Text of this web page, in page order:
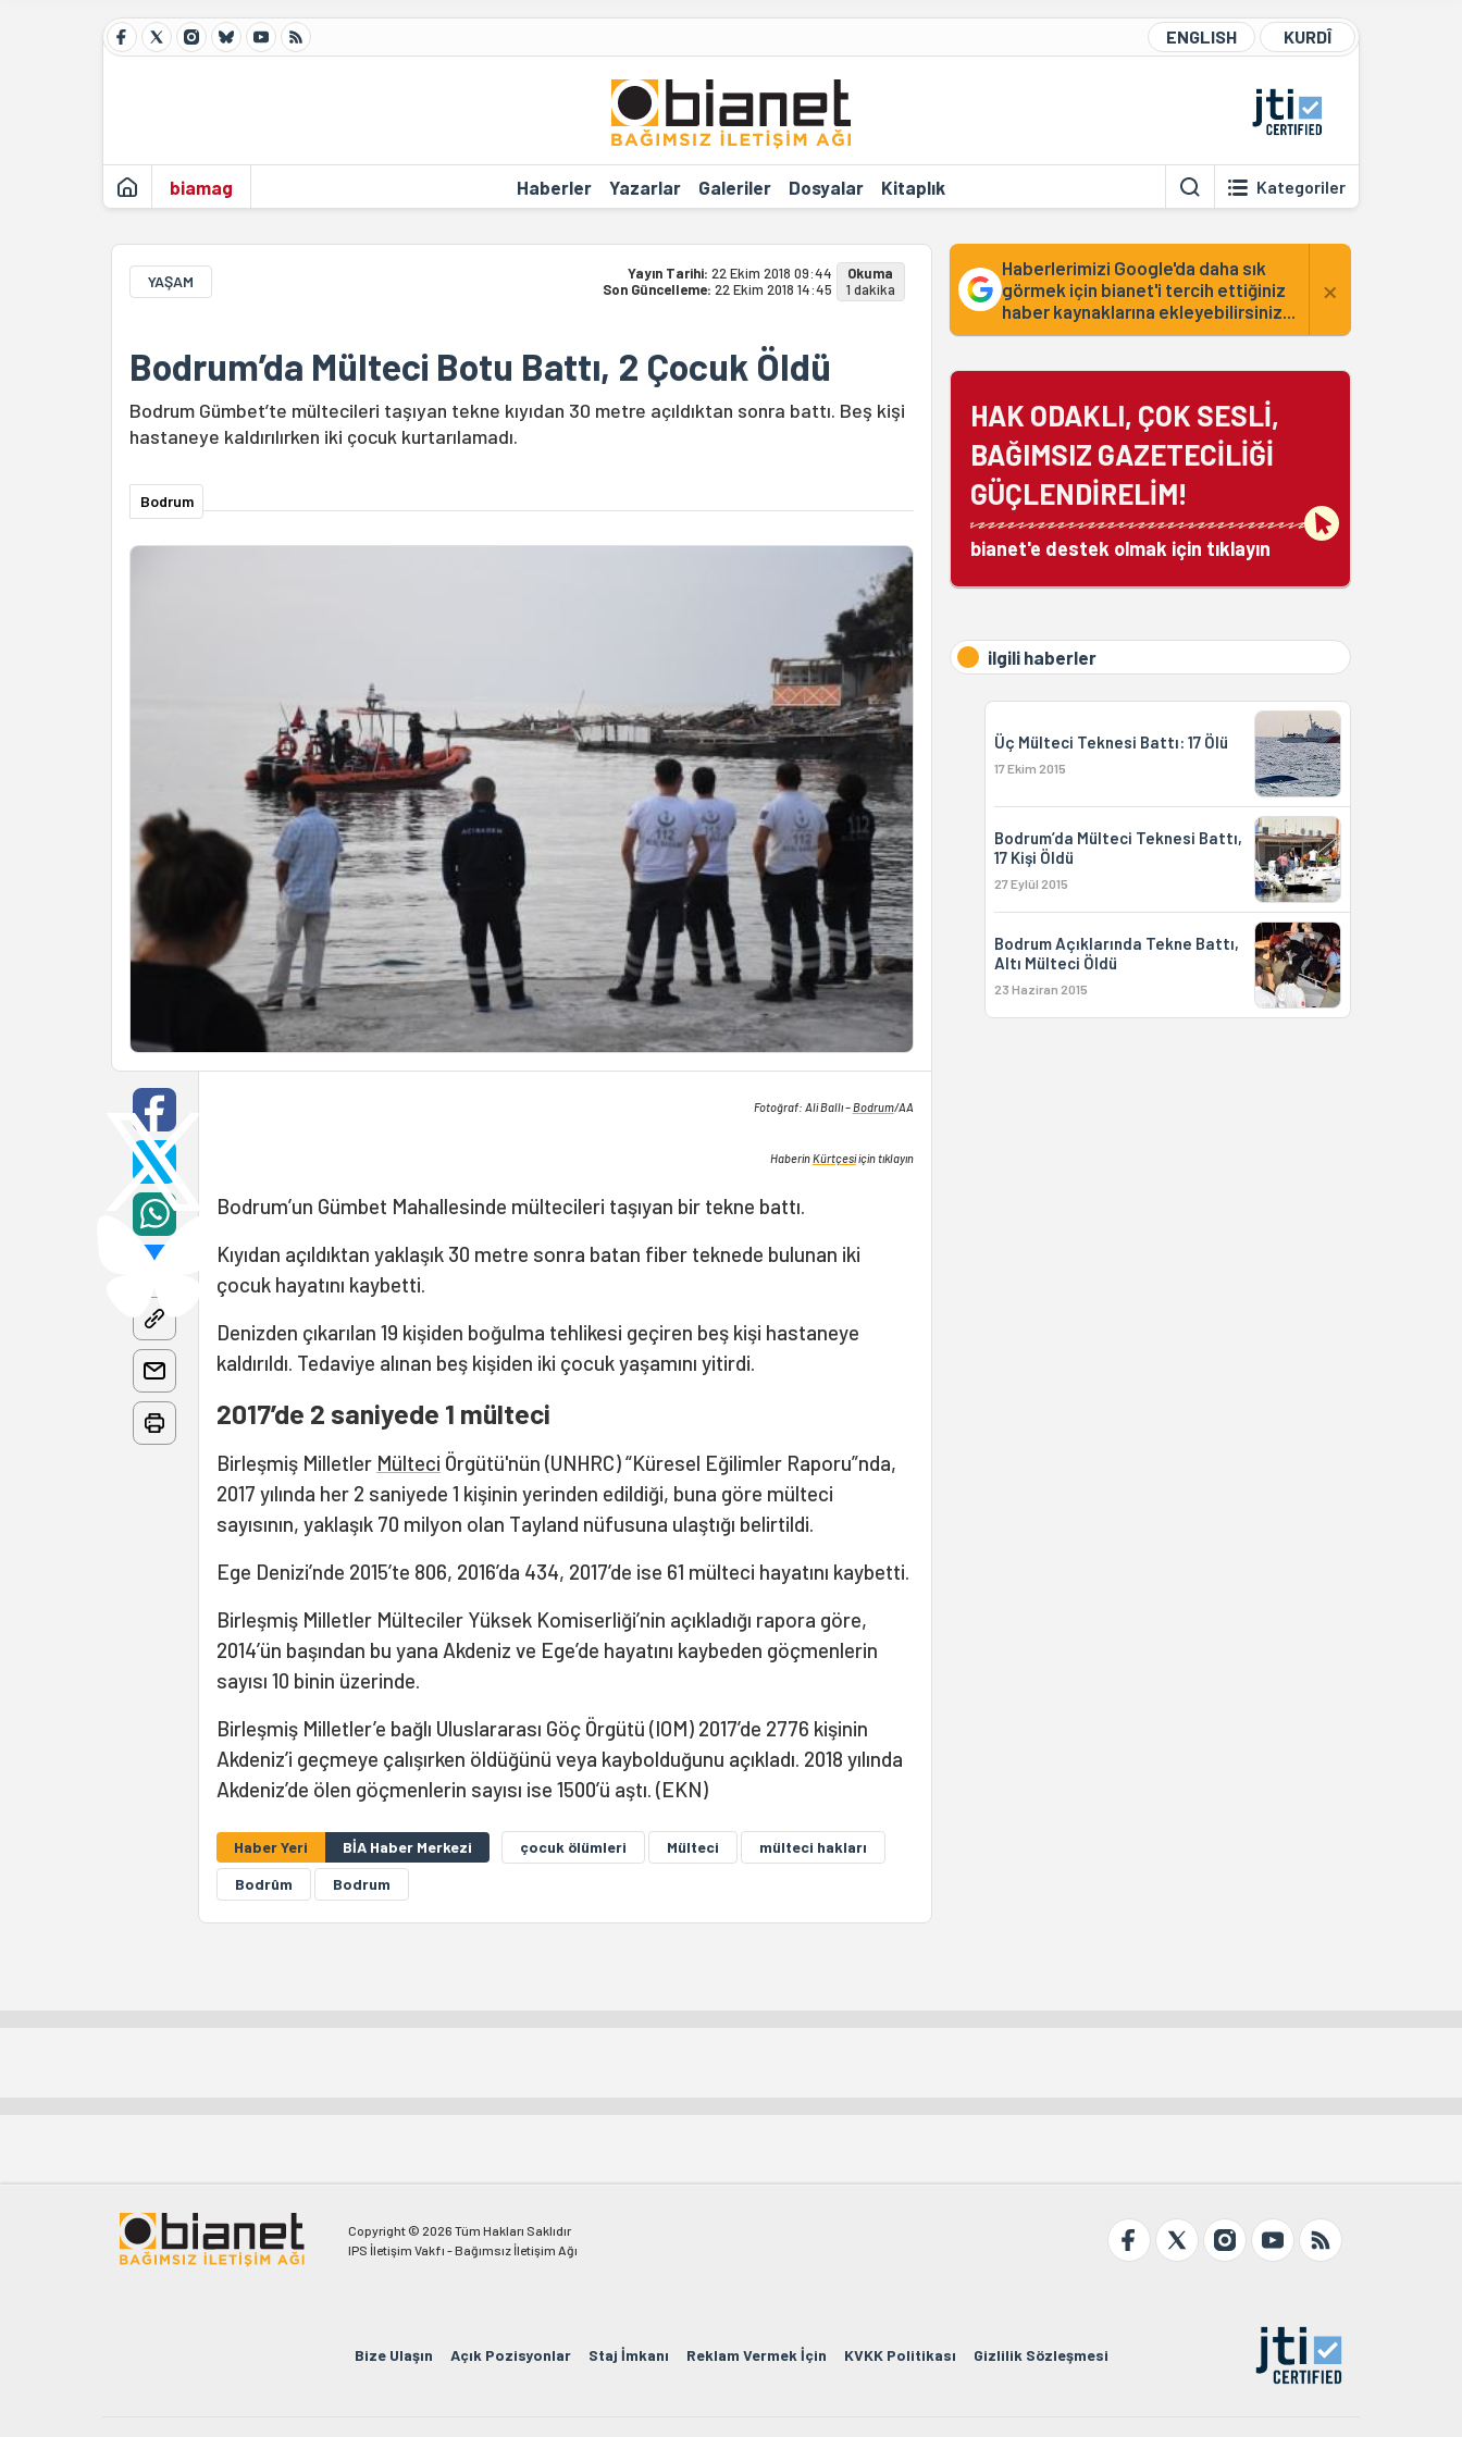
ENGLISH KURDÎ
biamag Haberler Yazarlar Galeriler Dosyalar Kitaplık Kategoriler
YAŞAM Yayın Tarihi: 22 Ekim 2018 09:44
Son Güncelleme: 22 Ekim 2018 14:45
Okuma
1 dakika
Bodrum’da Mülteci Botu Battı, 2 Çocuk Öldü
Bodrum Gümbet’te mültecileri taşıyan tekne kıyıdan 30 metre açıldıktan sonra battı. Beş kişi
hastaneye kaldırılırken iki çocuk kurtarılamadı.
Bodrum
Fotoğraf: Ali Ballı –Bodrum/AA
HaberinKürtçesiiçin tıklayın
Bodrum’un Gümbet Mahallesinde mültecileri taşıyan bir tekne battı.
Kıyıdan açıldıktan yaklaşık 30 metre sonra batan fiber teknede bulunan iki
çocuk hayatını kaybetti.
Denizden çıkarılan 19 kişiden boğulma tehlikesi geçiren beş kişi hastaneye
kaldırıldı. Tedaviye alınan beş kişiden iki çocuk yaşamını yitirdi.
2017’de 2 saniyede 1 mülteci
Birleşmiş Milletler Mülteci Örgütü'nün (UNHRC) “Küresel Eğilimler Raporu”nda,
2017 yılında her 2 saniyede 1 kişinin yerinden edildiği, buna göre mülteci
sayısının, yaklaşık 70 milyon olan Tayland nüfusuna ulaştığı belirtildi.
Ege Denizi’nde 2015’te 806, 2016’da 434, 2017’de ise 61 mülteci hayatını kaybetti.
Birleşmiş Milletler Mülteciler Yüksek Komiserliği’nin açıkladığı rapora göre,
2014’ün başından bu yana Akdeniz ve Ege’de hayatını kaybeden göçmenlerin
sayısı 10 binin üzerinde.
Birleşmiş Milletler’e bağlı Uluslararası Göç Örgütü (IOM) 2017’de 2776 kişinin
Akdeniz’i geçmeye çalışırken öldüğünü veya kaybolduğunu açıkladı. 2018 yılında
Akdeniz’de ölen göçmenlerin sayısı ise 1500’ü aştı. (EKN)
Haber Yeri BİA Haber Merkezi çocuk ölümleri Mülteci
mülteci hakları
Bodrûm
Bodrum
Haberlerimizi Google'da daha sık
görmek için bianet'i tercih ettiğiniz
haber kaynaklarına ekleyebilirsiniz...
×
HAK ODAKLI, ÇOK SESLİ,
BAĞIMSIZ GAZETECİLİĞİ
GÜÇLENDİRELİM!
bianet'e destek olmak için tıklayın
ilgili haberler
Üç Mülteci Teknesi Battı: 17 Ölü
17 Ekim 2015
Bodrum’da Mülteci Teknesi Battı,
17 Kişi Öldü
27 Eylül 2015
Bodrum Açıklarında Tekne Battı,
Altı Mülteci Öldü
23 Haziran 2015
Copyright © 2026 Tüm Hakları Saklıdır
IPS İletişim Vakfı - Bağımsız İletişim Ağı
Bize Ulaşın Açık Pozisyonlar Staj İmkanı Reklam Vermek İçin KVKK Politikası Gizlilik Sözleşmesi